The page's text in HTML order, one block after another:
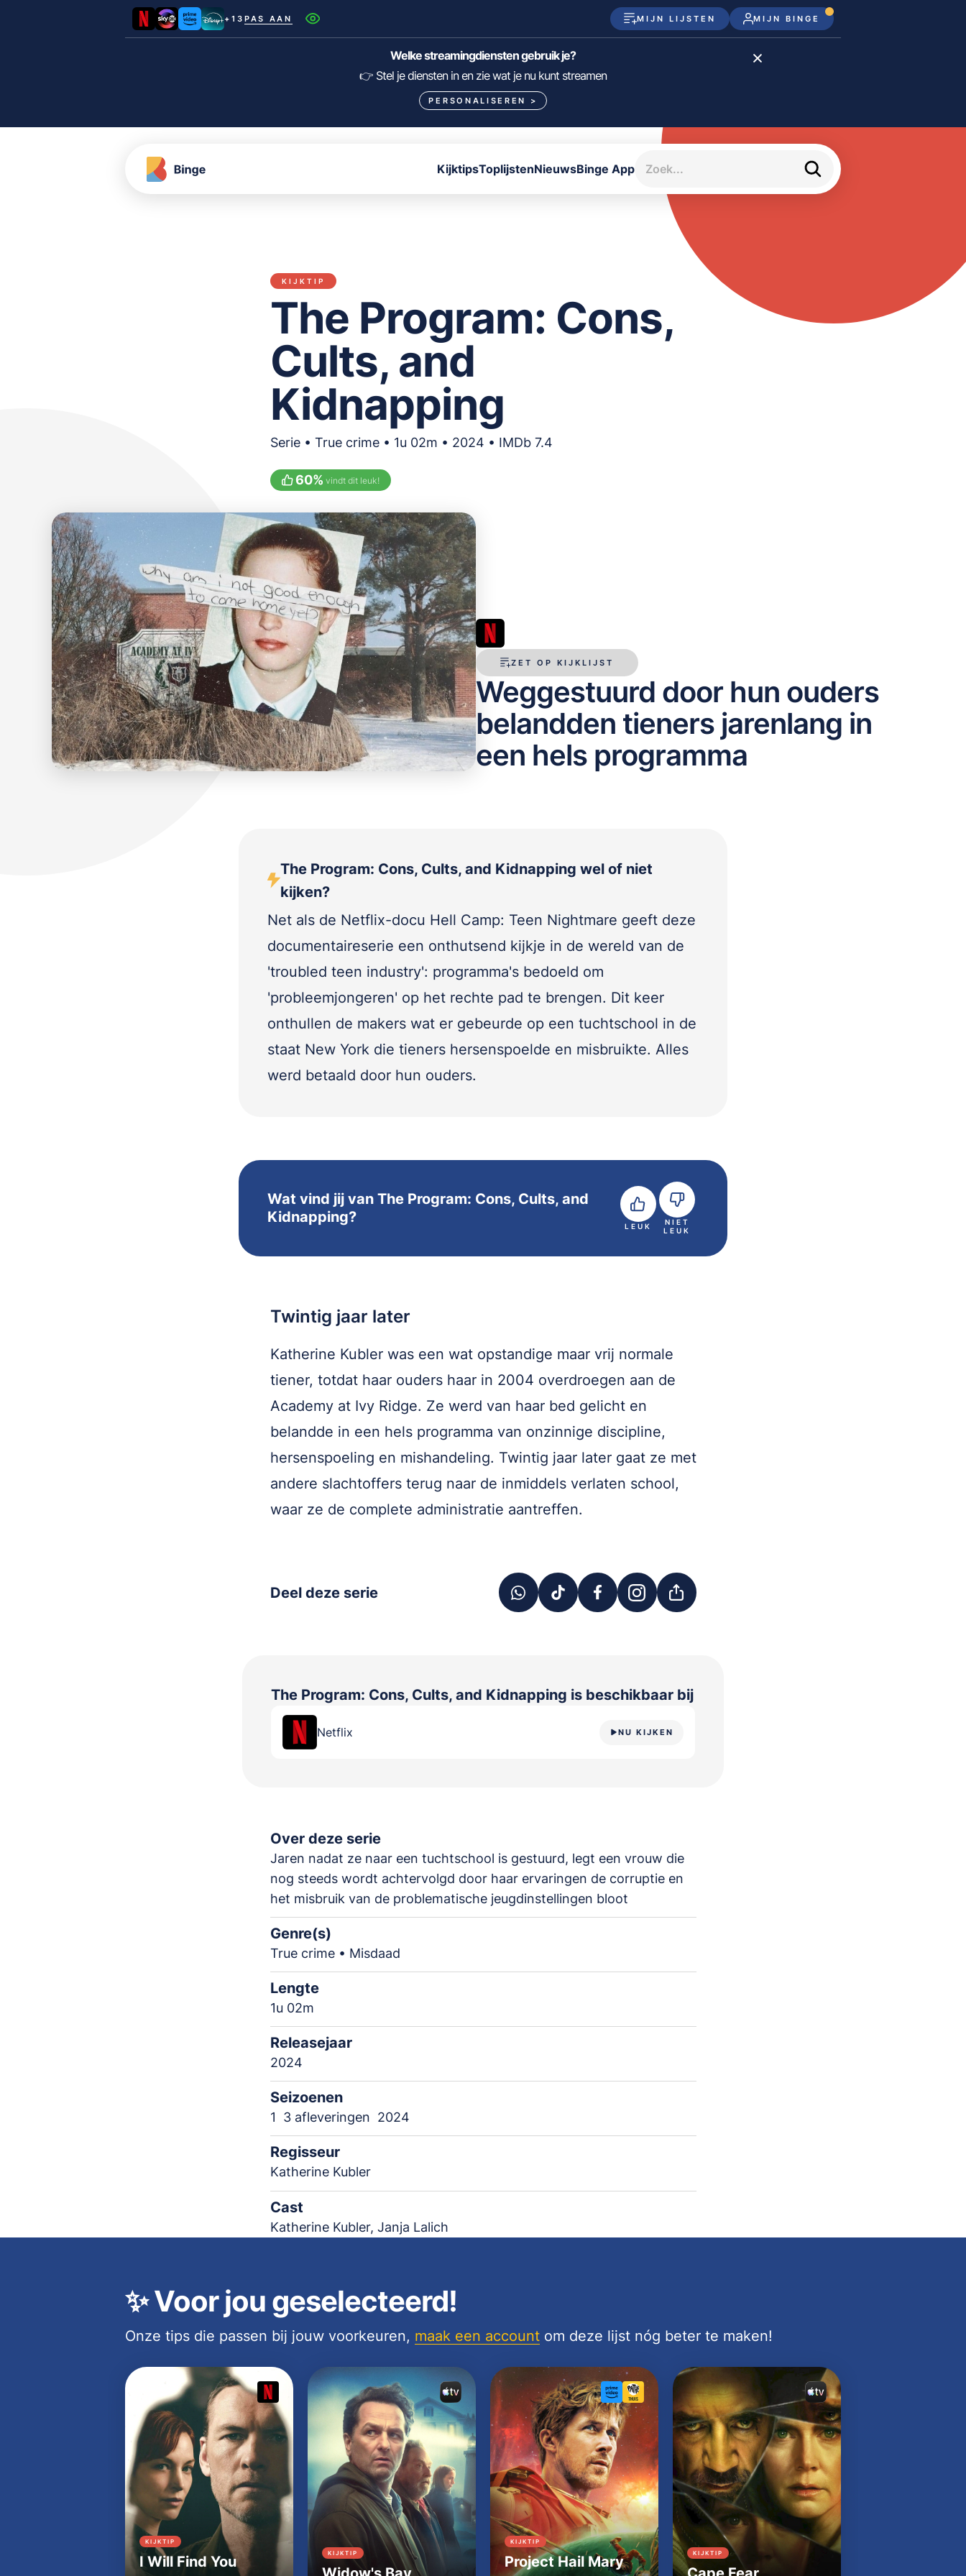
+13 PAS AAN MIJN LIJSTEN MIJN BINGE
Netflix SkyShowtime Prime Video Disney+
HBO Max NPO Start
Pathé Thuis
meJane
Welke streamingdiensten gebruik je?
👉 Stel je diensten in en zie wat je nu kunt streamen
PERSONALISEREN >
KijktipsToplijstenNieuwsBinge App
KIJKTIP
The Program: Cons,
Cults, and
Kidnapping
Serie • True crime • 1u 02m • 2024 • IMDb 7.4
60% vindt dit leuk!
ZET OP KIJKLIJST
Weggestuurd door hun ouders
belandden tieners jarenlang in
een hels programma
The Program: Cons, Cults, and Kidnapping wel of niet
kijken?
Net als de Netflix-docu Hell Camp: Teen Nightmare geeft deze
documentaireserie een onthutsend kijkje in de wereld van de
'troubled teen industry': programma's bedoeld om
'probleemjongeren' op het rechte pad te brengen. Dit keer
onthullen de makers wat er gebeurde op een tuchtschool in de
staat New York die tieners hersenspoelde en misbruikte. Alles
werd betaald door hun ouders.
Wat vind jij van The Program: Cons, Cults, and
Kidnapping?
LEUK
NIET
LEUK
Twintig jaar later
Katherine Kubler was een wat opstandige maar vrij normale
tiener, totdat haar ouders haar in 2004 overdroegen aan de
Academy at Ivy Ridge. Ze werd van haar bed gelicht en
belandde in een hels programma van onzinnige discipline,
hersenspoeling en mishandeling. Twintig jaar later gaat ze met
andere slachtoffers terug naar de inmiddels verlaten school,
waar ze de complete administratie aantreffen.
Deel deze serie
The Program: Cons, Cults, and Kidnapping is beschikbaar bij
Netflix NU KIJKEN
Over deze serie
Jaren nadat ze naar een tuchtschool is gestuurd, legt een vrouw die
nog steeds wordt achtervolgd door haar ervaringen de corruptie en
het misbruik van de problematische jeugdinstellingen bloot
Genre(s)
True crime • Misdaad
Lengte
1u 02m
Releasejaar
2024
Seizoenen
1 3 afleveringen 2024
Regisseur
Katherine Kubler
Cast
Katherine Kubler, Janja Lalich
✨Voor jou geselecteerd!
Onze tips die passen bij jouw voorkeuren, maak een account om deze lijst nóg beter te maken!
KIJKTIP
I Will Find You KIJKTIP
KIJKTIP
Project Hail Mary KIJKTIP